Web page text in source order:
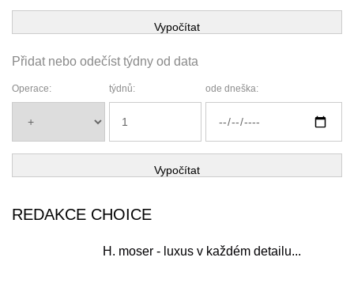
Vypočítat
Přidat nebo odečíst týdny od data
Operace: týdnů: ode dneška:
Vypočítat
REDAKCE CHOICE
H. moser - luxus v každém detailu...